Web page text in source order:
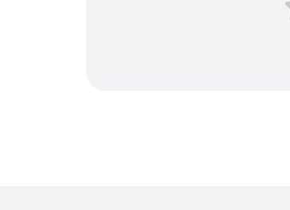
Запись видео и аудит